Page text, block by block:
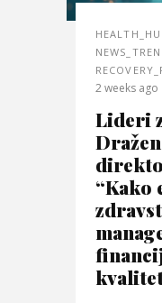
2 weeks ago
Lideri
“Kako